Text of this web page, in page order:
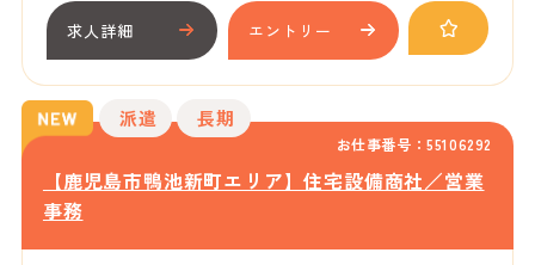
求人詳細 エントリー
お仕事番号：55106292
派遣 長期
【鹿児島市鴨池新町エリア】住宅設備商社／営業
事務